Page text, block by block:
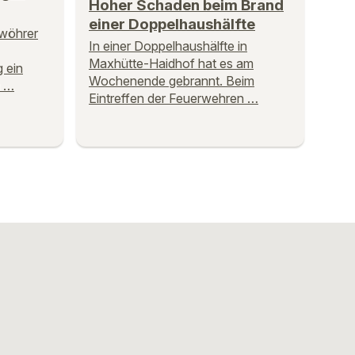
ein
…
Hoher Schaden beim Brand
einer Doppelhaushälfte
In einer Doppelhaushälfte in
Maxhütte-Haidhof hat es am
Wochenende gebrannt. Beim
Eintreffen der Feuerwehren …